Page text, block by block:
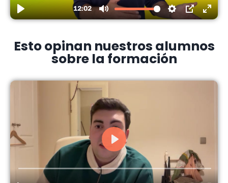
Esto opinan nuestros alumnos
sobre la formación